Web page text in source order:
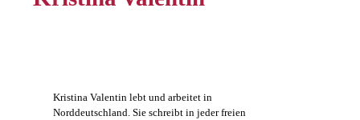
Kristina Valentin lebt und arbeitet in
Norddeutschland. Sie schreibt in jeder freien